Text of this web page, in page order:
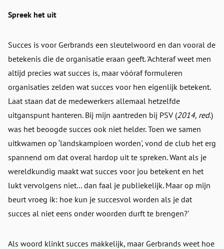
Spreek het uit
Succes is voor Gerbrands een sleutelwoord en dan vooral de
betekenis die de organisatie eraan geeft. 'Achteraf weet men
altijd precies wat succes is, maar vóóraf formuleren
organisaties zelden wat succes voor hen eigenlijk betekent.
Laat staan dat de medewerkers allemaal hetzelfde
uitganspunt hanteren. Bij mijn aantreden bij PSV (2014, red.)
was het beoogde succes ook niet helder. Toen we samen
uitkwamen op ‘landskampioen worden', vond de club het erg
spannend om dat overal hardop uit te spreken. Want als je
wereldkundig maakt wat succes voor jou betekent en het
lukt vervolgens niet… dan faal je publiekelijk. Maar op mijn
beurt vroeg ik: hoe kun je succesvol worden als je dat
succes al niet eens onder woorden durft te brengen?'
Als woord klinkt succes makkelijk, maar Gerbrands weet hoe